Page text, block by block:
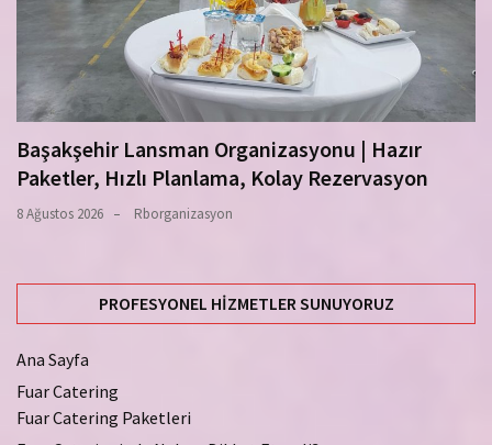
Başakşehir Lansman Organizasyonu | Hazır
Paketler, Hızlı Planlama, Kolay Rezervasyon
8 Ağustos 2026 Rborganizasyon
PROFESYONEL HIZMETLER SUNUYORUZ
Ana Sayfa
Fuar Catering
Fuar Catering Paketleri